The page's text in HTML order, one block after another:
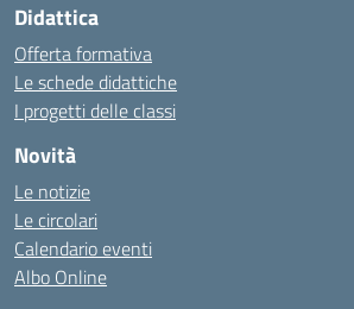
Didattica
Offerta formativa
Le schede didattiche
I progetti delle classi
Novità
Le notizie
Le circolari
Calendario eventi
Albo Online